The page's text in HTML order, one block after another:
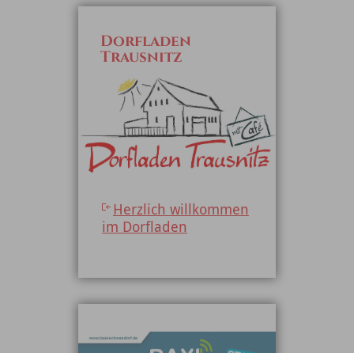
Dorfladen
Trausnitz
Herzlich willkommen
im Dorfladen